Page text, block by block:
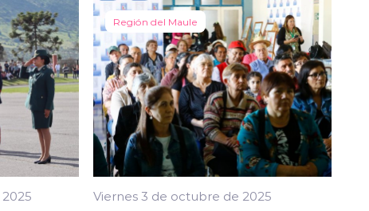
Región del Maule
Viernes 3 de octubre de 2025